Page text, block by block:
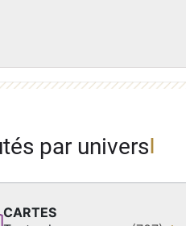
par univers
CARTES